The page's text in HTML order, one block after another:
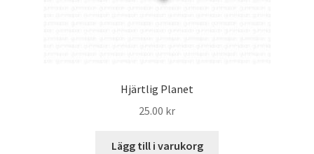
Hjärtlig Planet
25.00 kr
Lägg till i varukorg